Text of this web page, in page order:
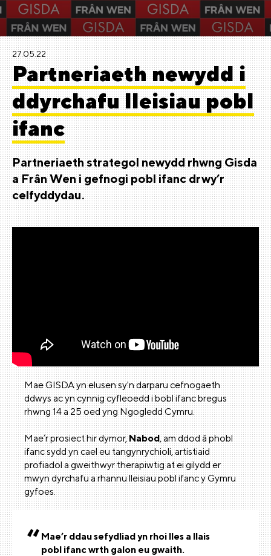
27.05.22
Partneriaeth newydd i
ddyrchafu lleisiau pobl
ifanc
Partneriaeth strategol newydd rhwng Gisda
a Frân Wen i gefnogi pobl ifanc drwy’r
celfyddydau.
Mae GISDA yn elusen sy'n darparu cefnogaeth
ddwys ac yn cynnig cyfleoedd i bobl ifanc bregus
rhwng 14 a 25 oed yng Ngogledd Cymru.
Mae’r prosiect hir dymor,Nabod, am ddod â phobl
ifanc sydd yn cael eu tangynrychioli, artistiaid
profiadol a gweithwyr therapiwtig at ei gilydd er
mwyn dyrchafu a rhannu lleisiau pobl ifanc y Gymru
gyfoes.
Mae’r ddau sefydliad yn rhoi lles a llais
pobl ifanc wrth galon eu gwaith.